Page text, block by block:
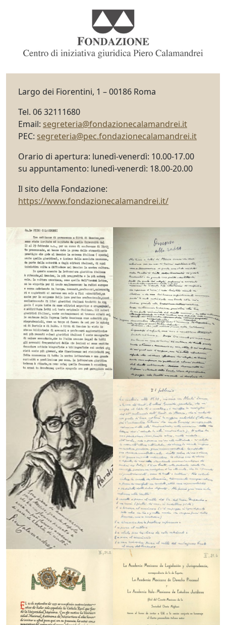
Largo dei Fiorentini, 1 – 00186 Roma
Tel. 06 32111680
Email: segreteria@fondazionecalamandrei.it
PEC: segreteria@pec.fondazionecalamandrei.it
Orario di apertura: lunedì-venerdì: 10.00-17.00
su appuntamento: lunedì-venerdì: 18.00-20.00
Il sito della Fondazione:
https://www.fondazionecalamandrei.it/